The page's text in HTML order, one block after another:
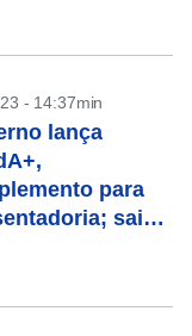
- 14:37min
lança
para
saiba